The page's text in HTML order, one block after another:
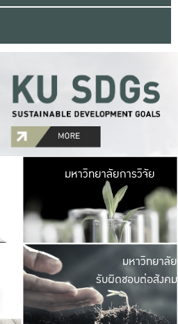
มหาวิ
มีพื้นที่เขียวสดใส
เป็นป่าในเมือง เกษต
มหาวิทยาลัยการวิจัย
มหาวิ
ค
เปิดประ
และพบเรื่องราวใ
มหาวิทยาลัย
รับผิดชอบต่อสังคม